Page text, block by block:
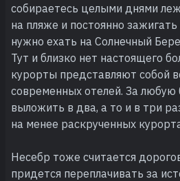
собираетесь целыми днями
на пляже и постоянно
нужно ехать на Солнечный
Тут и близко нет настоящего
курорты представляют собой
современных отелей. За любую
выложить в два, а то и в три
на менее раскрученных
Несебр тоже считается
придется переплачивать за